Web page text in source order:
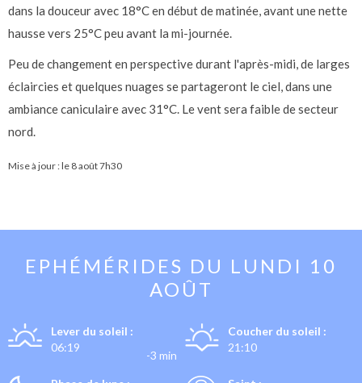
dans la douceur avec 18°C en début de matinée, avant une nette
hausse vers 25°C peu avant la mi-journée.
Peu de changement en perspective durant l'après-midi, de larges
éclaircies et quelques nuages se partageront le ciel, dans une
ambiance caniculaire avec 31°C. Le vent sera faible de secteur
nord.
Mise à jour : le 8 août 7h30
EPHÉMÉRIDES DU LUNDI 10
AOÛT
Lever du soleil :
06:19
-3 min
Coucher du soleil :
21:10